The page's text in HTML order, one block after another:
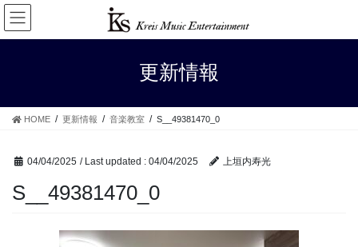
Skip
the
Skip
the
更新情報
HOME 更新情報 音楽教室 S__49381470_0
04/04/2025 / Last updated : 04/04/2025 上垣内寿光
S__49381470_0